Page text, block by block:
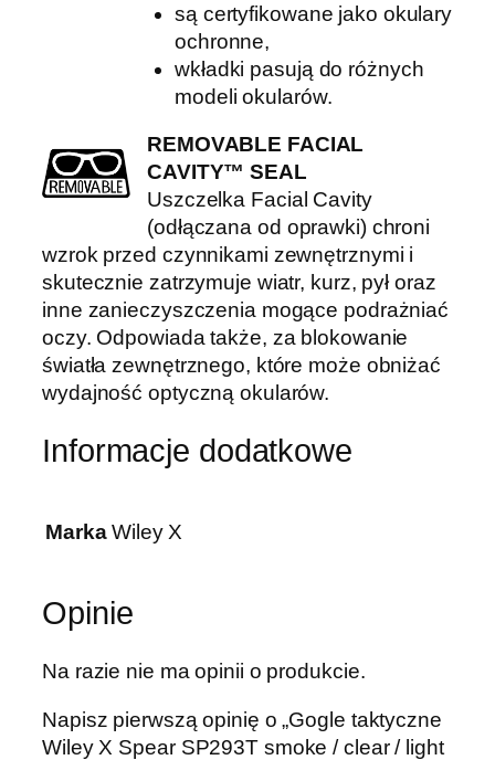
są certyfikowane jako okulary
ochronne,
wkładki pasują do różnych
modeli okularów.
REMOVABLE FACIAL
CAVITY™ SEAL
Uszczelka Facial Cavity
(odłączana od oprawki) chroni
wzrok przed czynnikami zewnętrznymi i
skutecznie zatrzymuje wiatr, kurz, pył oraz
inne zanieczyszczenia mogące podrażniać
oczy. Odpowiada także, za blokowanie
światła zewnętrznego, które może obniżać
wydajność optyczną okularów.
Informacje dodatkowe
Marka Wiley X
Opinie
Na razie nie ma opinii o produkcie.
Napisz pierwszą opinię o „Gogle taktyczne
Wiley X Spear SP293T smoke / clear / light